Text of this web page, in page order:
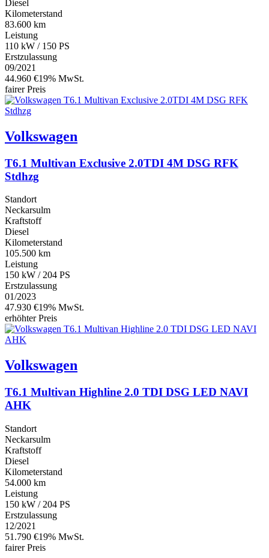
Diesel
Kilometerstand
83.600 km
Leistung
110 kW / 150 PS
Erstzulassung
09/2021
44.960 €19% MwSt.
fairer Preis
Volkswagen
T6.1 Multivan Exclusive 2.0TDI 4M DSG RFK
Stdhzg
Standort
Neckarsulm
Kraftstoff
Diesel
Kilometerstand
105.500 km
Leistung
150 kW / 204 PS
Erstzulassung
01/2023
47.930 €19% MwSt.
erhöhter Preis
Volkswagen
T6.1 Multivan Highline 2.0 TDI DSG LED NAVI
AHK
Standort
Neckarsulm
Kraftstoff
Diesel
Kilometerstand
54.000 km
Leistung
150 kW / 204 PS
Erstzulassung
12/2021
51.790 €19% MwSt.
fairer Preis